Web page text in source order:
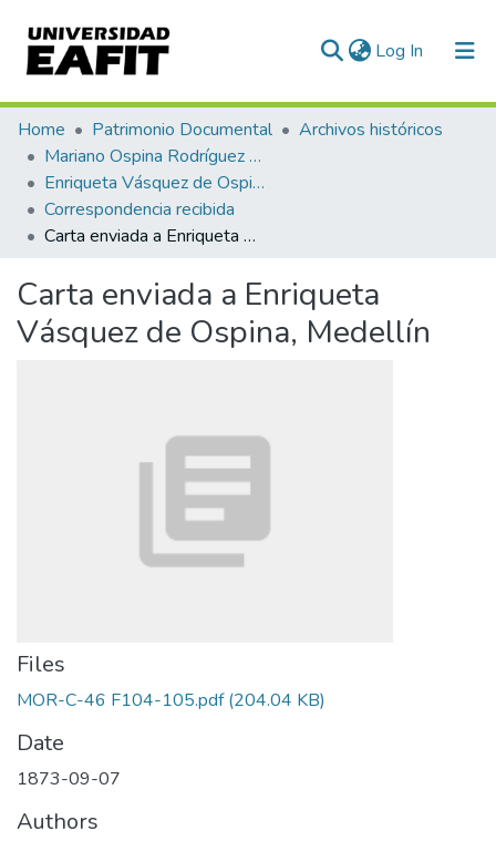
Log In (current)
Communities & Collections
All of DSpace
Statistics
Home Patrimonio Documental
Archivos históricos
Mariano Ospina Rodríguez (1826 -1912)
Enriqueta Vásquez de Ospina
Correspondencia recibida
Carta enviada a Enriqueta Vásquez de Ospina, Medellín
Carta enviada a Enriqueta
Vásquez de Ospina, Medellín
Files
MOR-C-46 F104-105.pdf(204.04 KB)
Date
1873-09-07
Authors